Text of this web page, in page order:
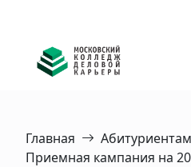
Главная
Абитуриентам
Приемная кампания на